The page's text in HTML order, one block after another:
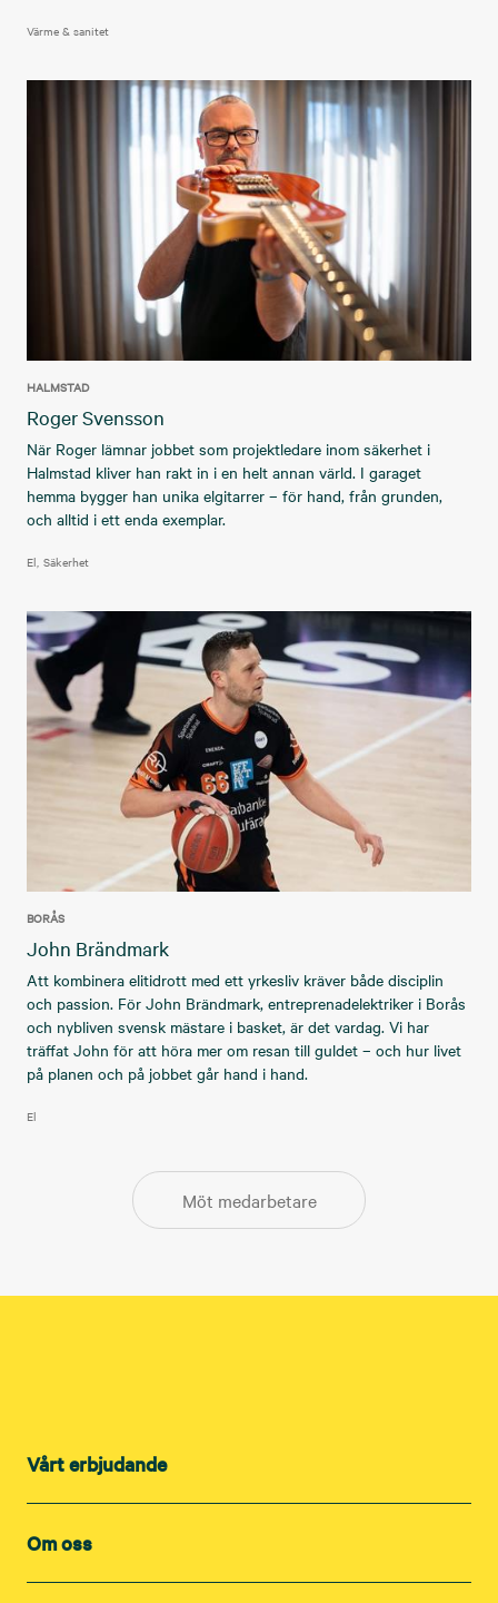
Värme & sanitet
HALMSTAD
Roger Svensson
När Roger lämnar jobbet som projektledare inom säkerhet i
Halmstad kliver han rakt in i en helt annan värld. I garaget
hemma bygger han unika elgitarrer – för hand, från grunden,
och alltid i ett enda exemplar.
El Säkerhet
BORÅS
John Brändmark
Att kombinera elitidrott med ett yrkesliv kräver både disciplin
och passion. För John Brändmark, entreprenadelektriker i Borås
och nybliven svensk mästare i basket, är det vardag. Vi har
träffat John för att höra mer om resan till guldet – och hur livet
på planen och på jobbet går hand i hand.
El
Möt medarbetare
Vårt erbjudande
Om oss